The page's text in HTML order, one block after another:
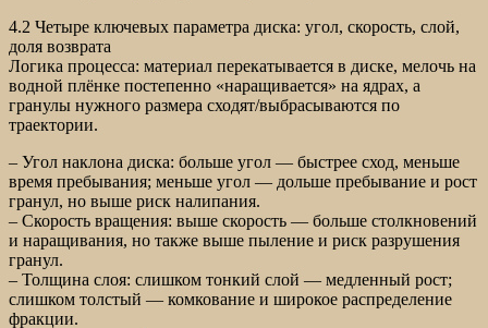
4.2 Четыре ключевых параметра диска: угол, скорость, слой,
доля возврата
Логика процесса: материал перекатывается в диске, мелочь на
водной плёнке постепенно «наращивается» на ядрах, а
гранулы нужного размера сходят/выбрасываются по
траектории.
– Угол наклона диска: больше угол — быстрее сход, меньше
время пребывания; меньше угол — дольше пребывание и рост
гранул, но выше риск налипания.
– Скорость вращения: выше скорость — больше столкновений
и наращивания, но также выше пыление и риск разрушения
гранул.
– Толщина слоя: слишком тонкий слой — медленный рост;
слишком толстый — комкование и широкое распределение
фракции.